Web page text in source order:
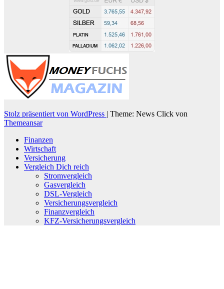
Stolz präsentiert von WordPress | Theme: News Click von
Themeansar
Finanzen
Wirtschaft
Versicherung
Vergleich Dich reich
Stromvergleich
Gasvergleich
DSL-Vergleich
Versicherungsvergleich
Finanzvergleich
KFZ-Versicherungsvergleich